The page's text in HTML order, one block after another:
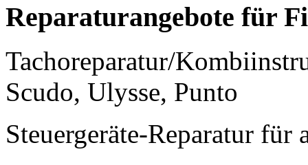
Reparaturangebote für
Tachoreparatur/
Scudo, Ulysse, Punto
Steuergeräte-Reparatur für